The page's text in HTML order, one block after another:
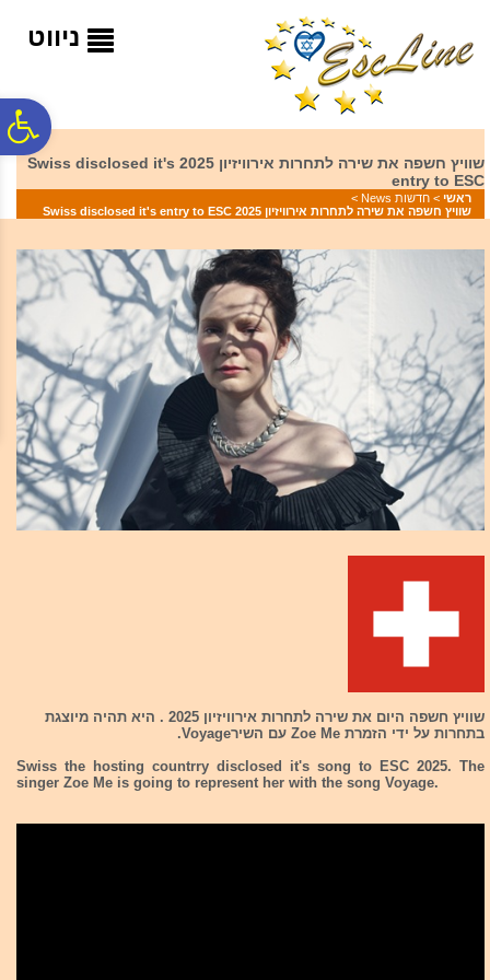
המרכזי
ניווט
שוויץ חשפה את שירה לתחרות אירוויזיון 2025 Swiss disclosed it's
entry to ESC
ראשי > חדשות News
>
שוויץ חשפה את שירה לתחרות אירוויזיון 2025 Swiss disclosed it's entry to ESC
שוויץ חשפה היום את שירה לתחרות אירוויזיון 2025 . היא תהיה מיוצגת
בתחרות על ידי הזמרת Zoe Me עם השירVoyage.
Swiss the hosting countrry disclosed it's song to ESC 2025. The
singer Zoe Me is going to represent her with the song Voyage.